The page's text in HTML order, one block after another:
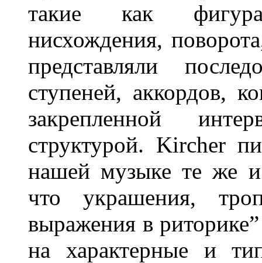
такие как
нисхождения,
представляли
ступеней, аккордов,
закрепленной
структурой. Kircher
нашей музыке те же
что украшения,
выражения в
на характерные и